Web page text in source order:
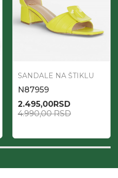
SANDALE NA ŠTIKLU
N87959
2.495,00RSD
4.990,00RSD